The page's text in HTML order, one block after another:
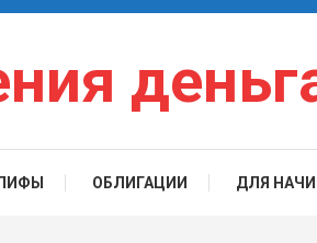
ПИФЫ ОБЛИГАЦИИ ДЛЯ